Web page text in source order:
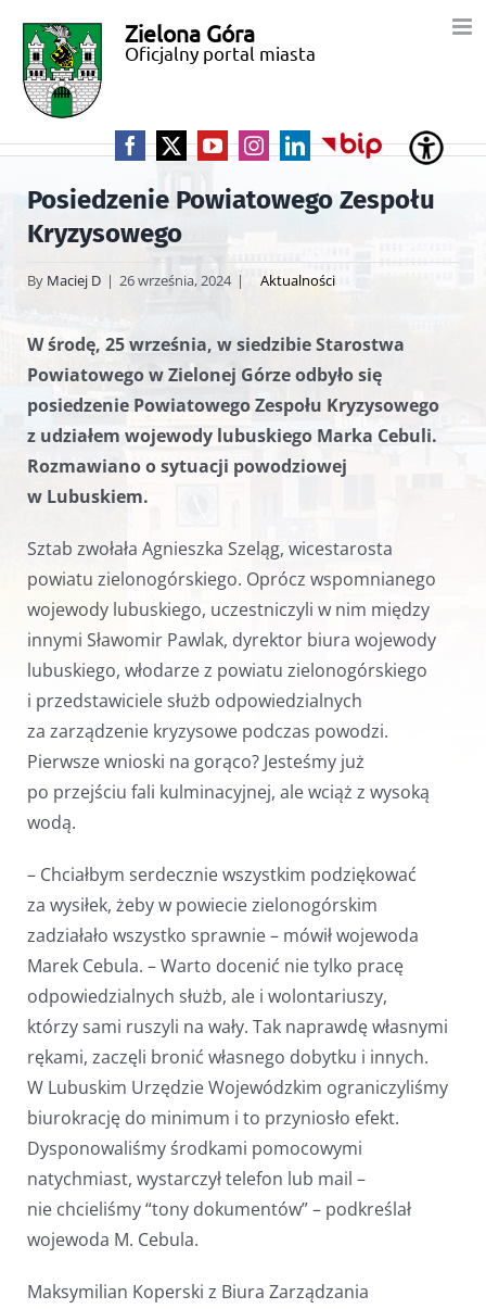
zawartości
Miasto
Zielona
Góra
Zielona Góra
Oficjalny portal miasta
Facebook
X YouTubeInstagramLinkedInBIP
Posiedzenie Powiatowego Zespołu
Kryzysowego
By Maciej D | 26 września, 2024 | Aktualności
W środę, 25 września, w siedzibie Starostwa
Powiatowego w Zielonej Górze odbyło się
posiedzenie Powiatowego Zespołu Kryzysowego
z udziałem wojewody lubuskiego Marka Cebuli.
Rozmawiano o sytuacji powodziowej
w Lubuskiem.
Sztab zwołała Agnieszka Szeląg, wicestarosta
powiatu zielonogórskiego. Oprócz wspomnianego
wojewody lubuskiego, uczestniczyli w nim między
innymi Sławomir Pawlak, dyrektor biura wojewody
lubuskiego, włodarze z powiatu zielonogórskiego
i przedstawiciele służb odpowiedzialnych
za zarządzenie kryzysowe podczas powodzi.
Pierwsze wnioski na gorąco? Jesteśmy już
po przejściu fali kulminacyjnej, ale wciąż z wysoką
wodą.
– Chciałbym serdecznie wszystkim podziękować
za wysiłek, żeby w powiecie zielonogórskim
zadziałało wszystko sprawnie – mówił wojewoda
Marek Cebula. – Warto docenić nie tylko pracę
odpowiedzialnych służb, ale i wolontariuszy,
którzy sami ruszyli na wały. Tak naprawdę własnymi
rękami, zaczęli bronić własnego dobytku i innych.
W Lubuskim Urzędzie Wojewódzkim ograniczyliśmy
biurokrację do minimum i to przyniosło efekt.
Dysponowaliśmy środkami pomocowymi
natychmiast, wystarczył telefon lub mail –
nie chcieliśmy “tony dokumentów” – podkreślał
wojewoda M. Cebula.
Maksymilian Koperski z Biura Zarządzania